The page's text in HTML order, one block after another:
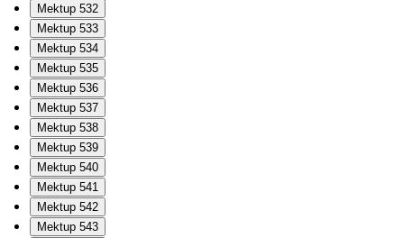
Mektup 532
Mektup 533
Mektup 534
Mektup 535
Mektup 536
Mektup 537
Mektup 538
Mektup 539
Mektup 540
Mektup 541
Mektup 542
Mektup 543